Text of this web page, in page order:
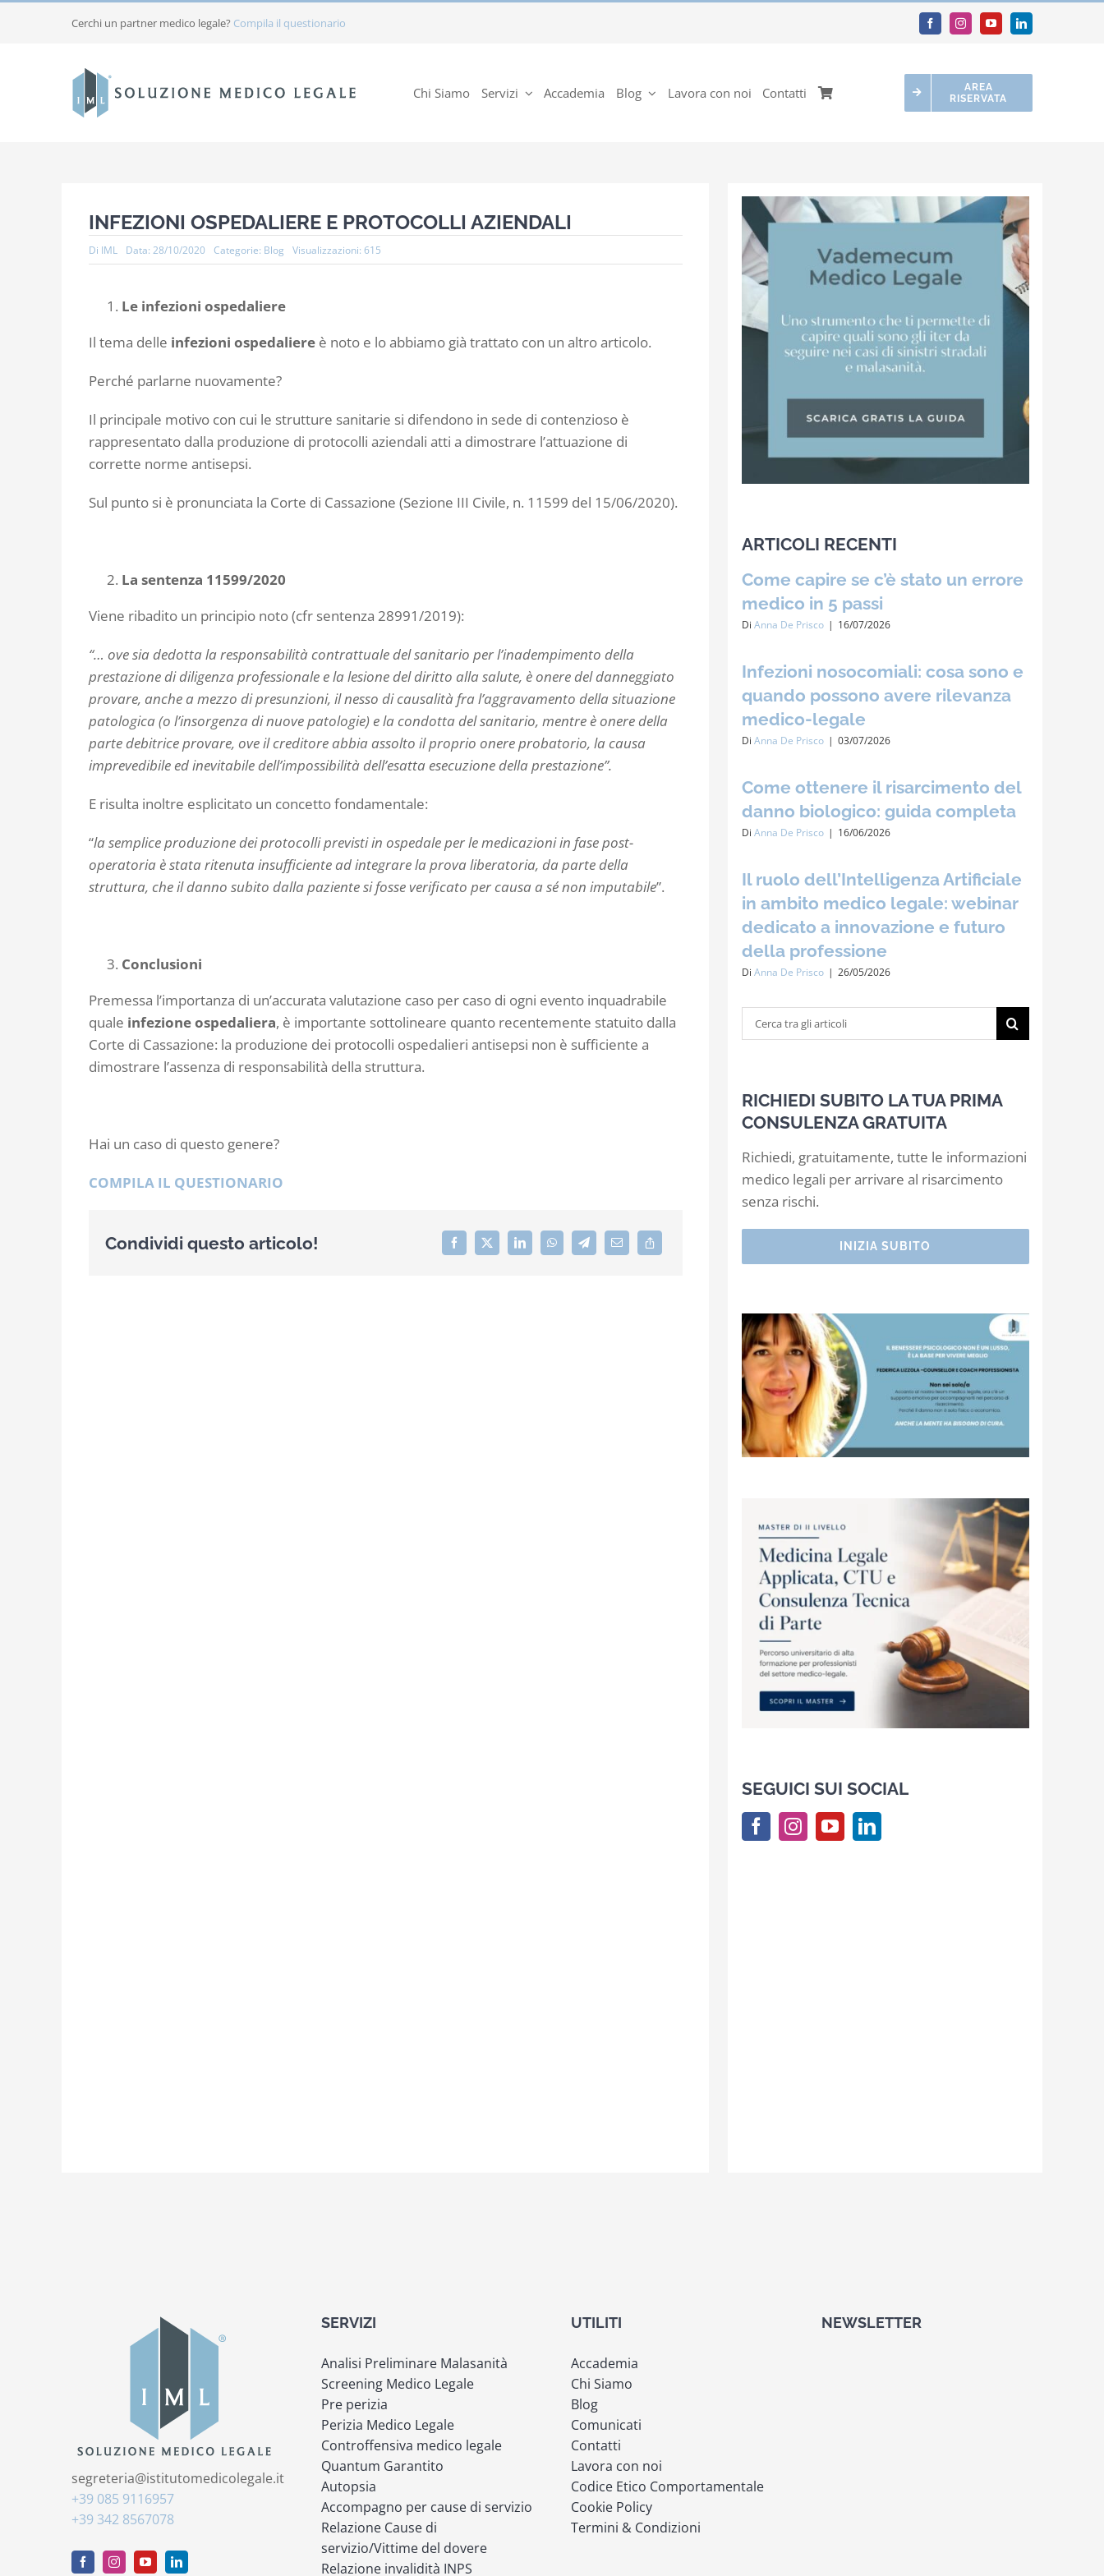
Cerchi un partner medico legale? Compila il questionario
Chi Siamo Servizi Accademia Blog Lavora con noi Contatti
AREA
RISERVATA
INFEZIONI OSPEDALIERE E PROTOCOLLI AZIENDALI
Di IML Data: 28/10/2020 Categorie: Blog Visualizzazioni: 615
Le infezioni ospedaliere
Il tema delle infezioni ospedaliereè noto e lo abbiamo già trattato con un altro articolo.
Perché parlarne nuovamente?
Il principale motivo con cui le strutture sanitarie si difendono in sede di contenzioso è
rappresentato dalla produzione di protocolli aziendali atti a dimostrare l’attuazione di
corrette norme antisepsi.
Sul punto si è pronunciata la Corte di Cassazione (Sezione III Civile, n. 11599 del 15/06/2020).
La sentenza 11599/2020
Viene ribadito un principio noto (cfr sentenza 28991/2019):
“… ove sia dedotta la responsabilità contrattuale del sanitario per l’inadempimento della
prestazione di diligenza professionale e la lesione del diritto alla salute, è onere del danneggiato
provare, anche a mezzo di presunzioni, il nesso di causalità fra l’aggravamento della situazione
patologica (o l’insorgenza di nuove patologie) e la condotta del sanitario, mentre è onere della
parte debitrice provare, ove il creditore abbia assolto il proprio onere probatorio, la causa
imprevedibile ed inevitabile dell’impossibilità dell’esatta esecuzione della prestazione”.
E risulta inoltre esplicitato un concetto fondamentale:
“la semplice produzione dei protocolli previsti in ospedale per le medicazioni in fase post-
operatoria è stata ritenuta insufficiente ad integrare la prova liberatoria, da parte della
struttura, che il danno subito dalla paziente si fosse verificato per causa a sé non imputabile”.
Conclusioni
Premessa l’importanza di un’accurata valutazione caso per caso di ogni evento inquadrabile
quale infezione ospedaliera, è importante sottolineare quanto recentemente statuito dalla
Corte di Cassazione: la produzione dei protocolli ospedalieri antisepsi non è sufficiente a
dimostrare l’assenza di responsabilità della struttura.
Hai un caso di questo genere?
COMPILA IL QUESTIONARIO
Condividi questo articolo!
ARTICOLI RECENTI
Come capire se c’è stato un errore
medico in 5 passi
Di Anna De Prisco | 16/07/2026
Infezioni nosocomiali: cosa sono e
quando possono avere rilevanza
medico-legale
Di Anna De Prisco | 03/07/2026
Come ottenere il risarcimento del
danno biologico: guida completa
Di Anna De Prisco | 16/06/2026
Il ruolo dell’Intelligenza Artificiale
in ambito medico legale: webinar
dedicato a innovazione e futuro
della professione
Di Anna De Prisco | 26/05/2026
Cerca
per:
RICHIEDI SUBITO LA TUA PRIMA
CONSULENZA GRATUITA
Richiedi, gratuitamente, tutte le informazioni
medico legali per arrivare al risarcimento
senza rischi.
INIZIA SUBITO
SEGUICI SUI SOCIAL
segreteria@istitutomedicolegale.it
+39 085 9116957
+39 342 8567078
SERVIZI
Analisi Preliminare Malasanità
Screening Medico Legale
Pre perizia
Perizia Medico Legale
Controffensiva medico legale
Quantum Garantito
Autopsia
Accompagno per cause di servizio
Relazione Cause di
servizio/Vittime del dovere
Relazione invalidità INPS
UTILITI
Accademia
Chi Siamo
Blog
Comunicati
Contatti
Lavora con noi
Codice Etico Comportamentale
Cookie Policy
Termini & Condizioni
NEWSLETTER